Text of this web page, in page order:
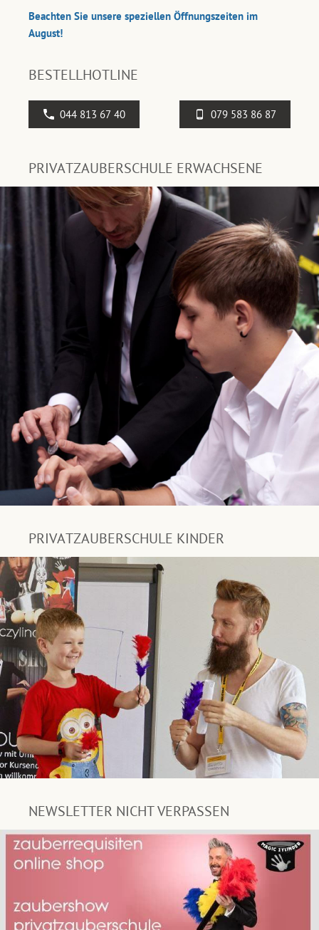
Beachten Sie unsere speziellen Öffnungszeiten im
August!
BESTELLHOTLINE
044 813 67 40 079 583 86 87
PRIVATZAUBERSCHULE ERWACHSENE
PRIVATZAUBERSCHULE KINDER
NEWSLETTER NICHT VERPASSEN